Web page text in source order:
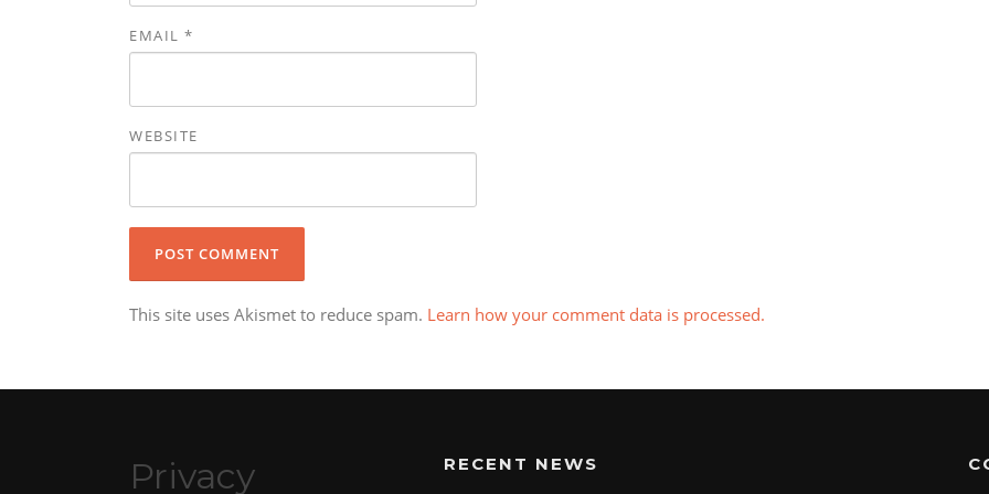
EMAIL *
WEBSITE
This site uses Akismet to reduce spam. Learn how your comment data is processed.
Privacy RECENT NEWS